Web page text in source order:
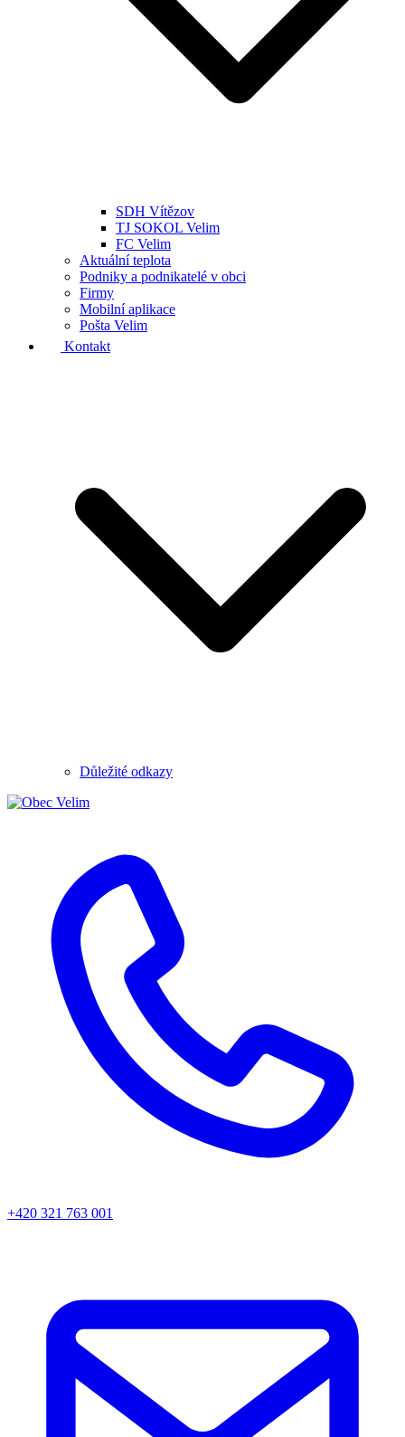
SDH Vítězov
TJ SOKOL Velim
FC Velim
Aktuální teplota
Podniky a podnikatelé v obci
Firmy
Mobilní aplikace
Pošta Velim
Kontakt
Důležité odkazy
+420 321 763 001